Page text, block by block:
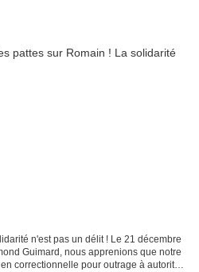
n'est pas un délit ! Le 21 décembre
Guimard, nous apprenions que notre
correctionnelle pour outrage à autorité